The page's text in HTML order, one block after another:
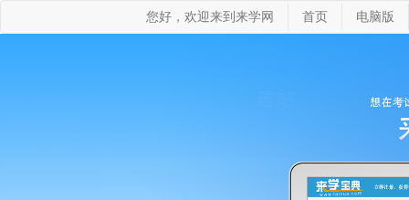
您好，欢迎来到来学网 首页 电脑版